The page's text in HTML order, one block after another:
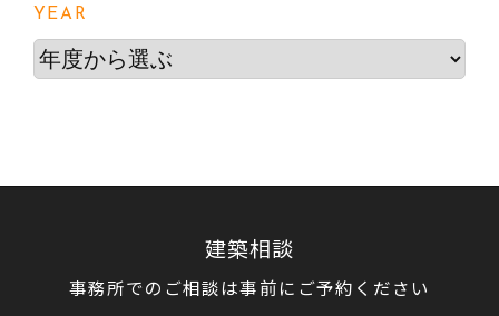
YEAR
建築相談
事務所でのご相談は事前にご予約ください